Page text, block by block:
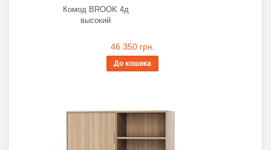
Комод BROOK 4д
высокий
46 350 грн.
До кошика